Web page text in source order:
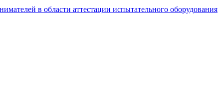
в области аттестации испытательного оборудования